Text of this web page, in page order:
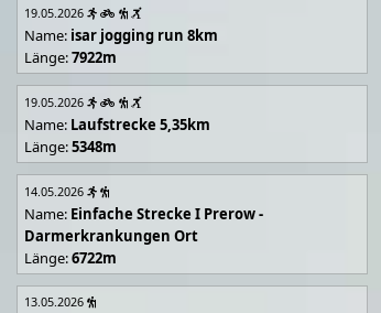
19.05.2026
Name: isar jogging run 8km
Länge:7922m
19.05.2026
Name: Laufstrecke 5,35km
Länge:5348m
14.05.2026
Name: Einfache Strecke I Prerow -
Darmerkrankungen Ort
Länge:6722m
13.05.2026